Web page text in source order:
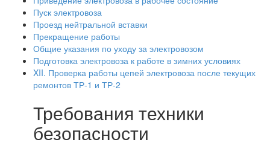
Пуск электровоза
Проезд нейтральной вставки
Прекращение работы
Общие указания по уходу за электровозом
Подготовка электровоза к работе в зимних условиях
XII. Проверка работы цепей электровоза после текущих
ремонтов ТР-1 и ТР-2
Требования техники
безопасности